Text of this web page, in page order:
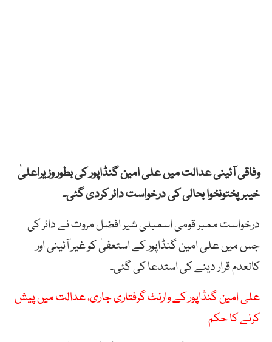
وفاقی آئینی عدالت میں علی امین گنڈاپور کی بطور وزیراعلیٰ
خیبر پختونخوا بحالی کی درخواست دائر کردی گئی۔
درخواست ممبر قومی اسمبلی شیر افضل مروت نے دائر کی
جس میں علی امین گنڈاپور کے استعفیٰ کو غیر آئینی اور
کالعدم قرار دینے کی استدعا کی گئی۔
علی امین گنڈاپور کے وارنٹ گرفتاری جاری، عدالت میں پیش
کرنے کا حکم